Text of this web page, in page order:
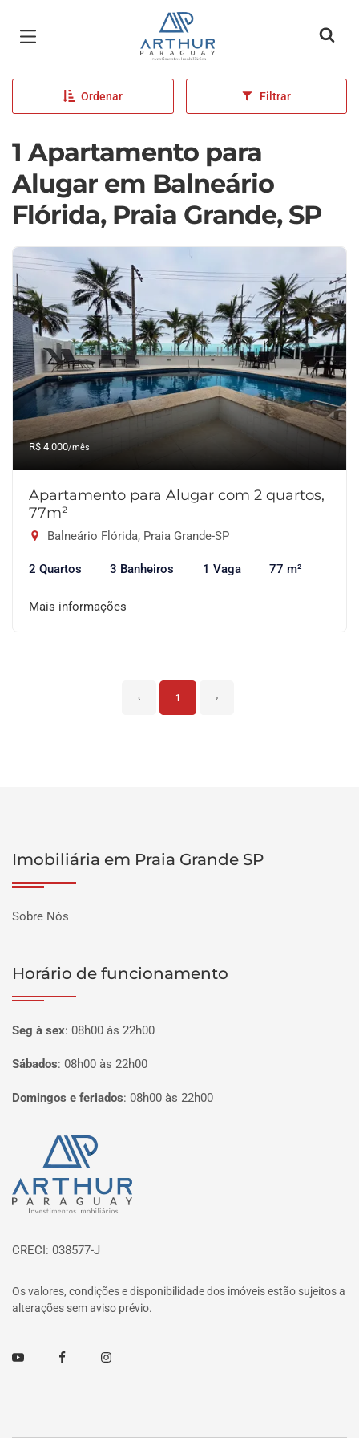
Página inicial
Ordenar Filtrar
1 Apartamento para
Alugar em Balneário
Flórida, Praia Grande, SP
R$ 4.000/mês
Apartamento para Alugar com 2 quartos,
77m²
Balneário Flórida, Praia Grande-SP
2 Quartos 3 Banheiros 1 Vaga 77 m²
Mais informações
‹ 1 ›
Imobiliária em Praia Grande SP
Sobre Nós
Horário de funcionamento
Seg à sex: 08h00 às 22h00
Sábados: 08h00 às 22h00
Domingos e feriados: 08h00 às 22h00
Página inicial
CRECI: 038577-J
Os valores, condições e disponibilidade dos imóveis estão sujeitos a
alterações sem aviso prévio.
Youtube FacebookInstagram